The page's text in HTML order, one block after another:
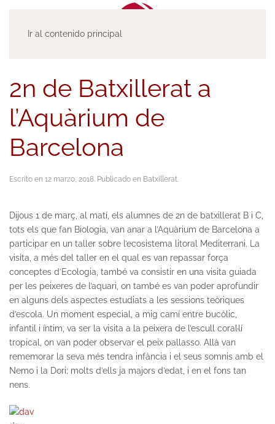
Ir al contenido principal
2n de Batxillerat a
l’Aquàrium de
Barcelona
Escrito en 12 marzo, 2018. Publicado en Batxillerat.
Dijous 1 de març, al matí, els alumnes de 2n de batxillerat B i C,
tots els que fan Biologia, van anar a l’Aquàrium de Barcelona a
participar en un taller sobre l’ecosistema litoral Mediterrani. La
visita, a més del taller en el qual es van repassar força
conceptes d’Ecologia, també va consistir en una visita guiada
per les peixeres de l’aquari, on també es van poder aprofundir
en alguns dels aspectes estudiats a les sessions teòriques
d’escola. Un moment especial, a mig camí entre bucòlic,
infantil i íntim, va ser la visita a la peixera de l’escull coral·lí
tropical, on van poder observar el peix pallasso. Allà van
rememorar la seva més tendra infància i el seus somnis amb el
Nemo i la Dori; molts d’ells ja majors d’edat, i en el fons tan
nens.